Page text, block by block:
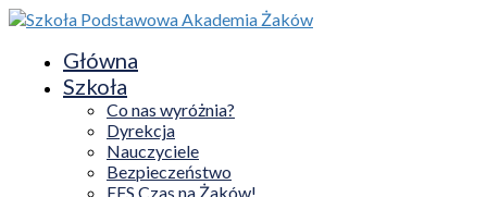
Główna
Szkoła
Co nas wyróżnia?
Dyrekcja
Nauczyciele
Bezpieczeństwo
EFS Czas na Żaków!